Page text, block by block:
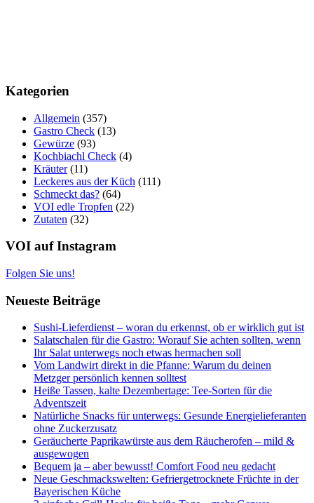
Kategorien
Allgemein (357)
Gastro Check (13)
Gewürze (93)
Kochbiachl Check (4)
Kräuter(11)
Leckeres aus der Küch (111)
Schmeckt das? (64)
VOI edle Tropfen (22)
Zutaten (32)
VOI auf Instagram
Folgen Sie uns!
Neueste Beiträge
Sushi-Lieferdienst – woran du erkennst, ob er wirklich gut ist
Salatschalen für die Gastro: Worauf Sie achten sollten, wenn
Ihr Salat unterwegs noch etwas hermachen soll
Vom Landwirt direkt in die Pfanne: Warum du deinen
Metzger persönlich kennen solltest
Heiße Tassen, kalte Dezembertage: Tee-Sorten für die
Adventszeit
Natürliche Snacks für unterwegs: Gesunde Energielieferanten
ohne Zuckerzusatz
Geräucherte Paprikawürste aus dem Räucherofen – mild &
ausgewogen
Bequem ja – aber bewusst! Comfort Food neu gedacht
Neue Geschmackswelten: Gefriergetrocknete Früchte in der
Bayerischen Küche